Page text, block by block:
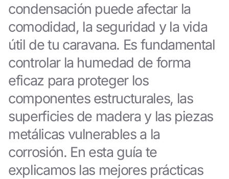
condensación puede afectar la
comodidad, la seguridad y la vida
útil de tu caravana. Es fundamental
controlar la humedad de forma
eficaz para proteger los
componentes estructurales, las
superficies de madera y las piezas
metálicas vulnerables a la
corrosión. En esta guía te
explicamos las mejores prácticas